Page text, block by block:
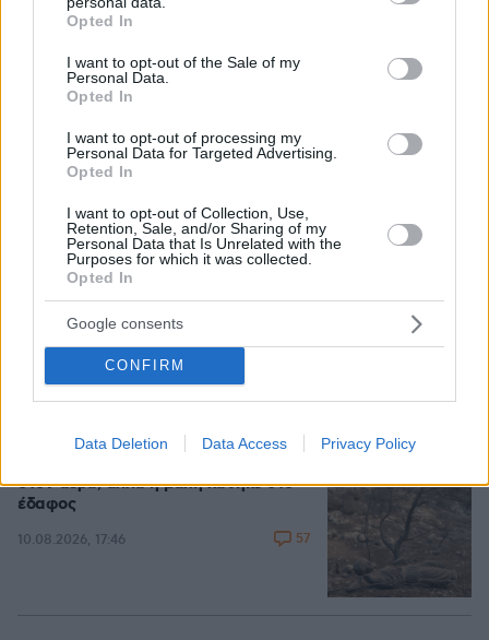
grant or deny consent to Google and its third-party tags to
use your data for below specified purposes in below Google
consent section.
Opted In
I want to opt-out of the Sale of my
Personal Data.
Opted In
I want to opt-out of processing my
Personal Data for Targeted Advertising.
Opted In
I want to opt-out of Collection, Use,
Retention, Sale, and/or Sharing of my
Personal Data that Is Unrelated with the
Purposes for which it was collected.
Opted In
Google consents
CONFIRM
Data Deletion Data Access Privacy Policy
10.08.2026, 20:48
Ιταλίδα τουρίστρια τραυματίστηκε
σοβαρά από το ρεύμα αεροπλάνου
στο αεροδρόμιο Σκιάθου
10.08.2026, 20:42 24
«Σκεφτόμουν την αυτοκτονία»
εξομολογήθηκε ο Μπραντ Πιτ για την
περίοδο του χωρισμού από την
Αντζελίνα Τζολί
10.08.2026, 18:23
στον αέρα, αλλά η μάχη χάθηκε στο
έδαφος
10.08.2026, 17:46 57